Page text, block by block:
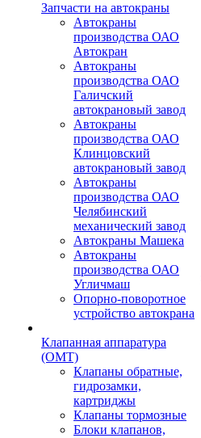
Запчасти на автокраны
Автокраны
производства ОАО
Автокран
Автокраны
производства ОАО
Галичский
автокрановый завод
Автокраны
производства ОАО
Клинцовский
автокрановый завод
Автокраны
производства ОАО
Челябинский
механический завод
Автокраны Машека
Автокраны
производства ОАО
Угличмаш
Опорно-поворотное
устройство автокрана
Клапанная аппаратура
(OMT)
Клапаны обратные,
гидрозамки,
картриджы
Клапаны тормозные
Блоки клапанов,